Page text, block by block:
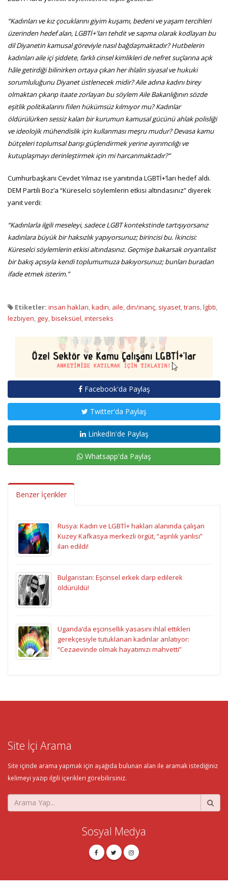
“Kadınları ve kız çocuklarını giyim kuşamı, bedeni ve yaşam tercihleri
üzerinden hedef alan, LGBTİ+'ları tehdit ve sapma olarak kodlayan bu
dil Diyanetin kamusal göreviyle nasıl bağdaşmaktadır? Hutbelerin
kadınları aile içi şiddete, farklı cinsel kimlikleri de nefret suçlarına açık
hâle getirdiği bilinirken ortaya çıkan her ihlalin siyasal ve hukuki
sorumluluğunu Diyanet üstlenecek midir? Aile adına kadını birey
olmaktan çıkarıp itaate zorlayan bu söylem Aile Bakanlığının sözde
eşitlik politikalarını fiilen hükümsüz kılmıyor mu? Kadınlar
öldürülürken sessiz kalan bir kurumun kamusal gücünü ahlak polisliği
ve ideolojik mühendislik için kullanması meşru mudur? Devasa kamu
bütçeleri toplumsal barışı güçlendirmek yerine ayırımcılığı ve
kutuplaşmayı derinleştirmek için mi harcanmaktadır?”
Cumhurbaşkanı Cevdet Yılmaz ise yanıtında LGBTİ+’ları hedef aldı.
DEM Partili Boz’a “Küreselci söylemlerin etkisi altındasınız” diyerek
yanıt verdi:
“Kadınlarla ilgili meseleyi, sadece LGBT kontekstinde tartışıyorsanız
kadınlara büyük bir haksızlık yapıyorsunuz; birincisi bu. İkincisi:
Küreselci söylemlerin etkisi altındasınız. Geçmişe bakarsak oryantalist
bir bakış açısıyla kendi toplumumuza bakıyorsunuz; bunları buradan
ifade etmek isterim.”
Etiketler: insan hakları,kadın, aile,din/inanç, siyaset,trans,lgbti,
lezbiyen, gey,biseksüel,interseks
Facebook'da Paylaş
Twitter'da Paylaş
LinkedIn'de Paylaş
Whatsapp'da Paylaş
Benzer İçerikler
Rusya: Kadın ve LGBTİ+ hakları alanında çalışan
Kuzey Kafkasya merkezli örgüt, “aşırılık yanlısı”
ilan edildi!
Bulgaristan: Eşcinsel erkek darp edilerek
öldürüldü!
Uganda’da eşcinsellik yasasını ihlal ettikleri
gerekçesiyle tutuklanan kadınlar anlatıyor:
“Cezaevinde olmak hayatımızı mahvetti”
Site İçi Arama
Site içinde arama yapmak için aşağıda bulunan alan ile aramak istediğiniz
kelimeyi yazıp ilgili içerikleri görebilirsiniz.
Sosyal Medya